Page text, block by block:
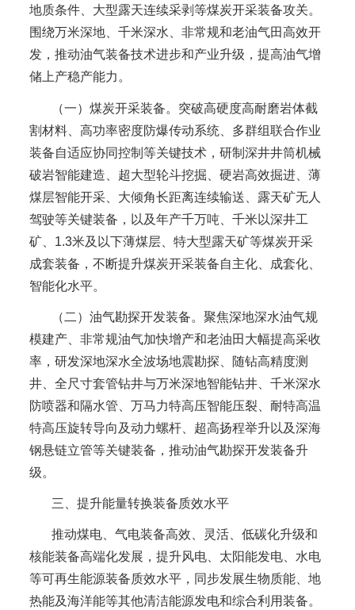
地质条件、大型露天连续采剥等煤炭开采装备攻关。
围绕万米深地、千米深水、非常规和老油气田高效开
发，推动油气装备技术进步和产业升级，提高油气增
储上产稳产能力。
（一）煤炭开采装备。突破高硬度高耐磨岩体截
割材料、高功率密度防爆传动系统、多群组联合作业
装备自适应协同控制等关键技术，研制深井井筒机械
破岩智能建造、超大型轮斗挖掘、硬岩高效掘进、薄
煤层智能开采、大倾角长距离连续输送、露天矿无人
驾驶等关键装备，以及年产千万吨、千米以深井工
矿、1.3米及以下薄煤层、特大型露天矿等煤炭开采
成套装备，不断提升煤炭开采装备自主化、成套化、
智能化水平。
（二）油气勘探开发装备。聚焦深地深水油气规
模建产、非常规油气加快增产和老油田大幅提高采收
率，研发深地深水全波场地震勘探、随钻高精度测
井、全尺寸套管钻井与万米深地智能钻井、千米深水
防喷器和隔水管、万马力特高压智能压裂、耐特高温
特高压旋转导向及动力螺杆、超高扬程举升以及深海
钢悬链立管等关键装备，推动油气勘探开发装备升
级。
三、提升能量转换装备质效水平
推动煤电、气电装备高效、灵活、低碳化升级和
核能装备高端化发展，提升风电、太阳能发电、水电
等可再生能源装备质效水平，同步发展生物质能、地
热能及海洋能等其他清洁能源发电和综合利用装备。